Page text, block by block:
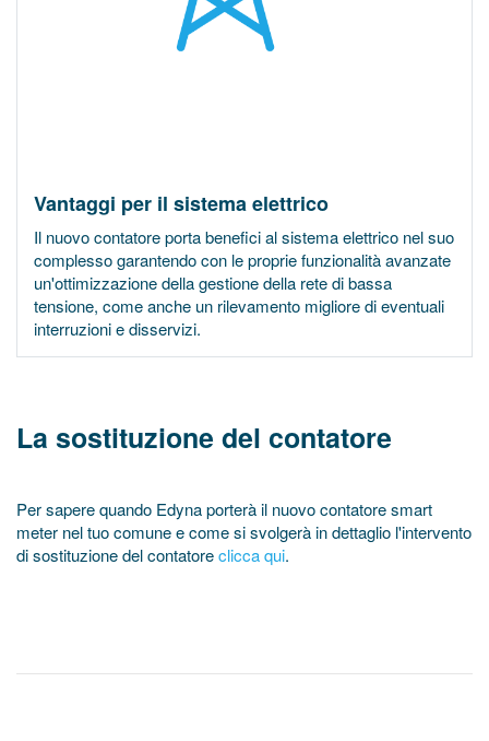
Vantaggi per il sistema elettrico
Il nuovo contatore porta benefici al sistema elettrico nel suo
complesso garantendo con le proprie funzionalità avanzate
un'ottimizzazione della gestione della rete di bassa
tensione, come anche un rilevamento migliore di eventuali
interruzioni e disservizi.
La sostituzione del contatore
Per sapere quando Edyna porterà il nuovo contatore smart
meter nel tuo comune e come si svolgerà in dettaglio l'intervento
di sostituzione del contatoreclicca qui.